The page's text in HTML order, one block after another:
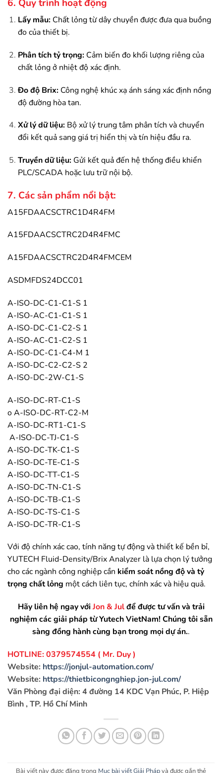
6. Quy trình hoạt động
Lấy mẫu:Chất lỏng từ dây chuyền được đưa qua buồng
đo của thiết bị.
Phân tích tỷ trọng:Cảm biến đo khối lượng riêng của
chất lỏng ở nhiệt độ xác định.
Đo độ Brix:Công nghệ khúc xạ ánh sáng xác định nồng
độ đường hòa tan.
Xử lý dữ liệu:Bộ xử lý trung tâm phân tích và chuyển
đổi kết quả sang giá trị hiển thị và tín hiệu đầu ra.
Truyền dữ liệu:Gửi kết quả đến hệ thống điều khiển
PLC/SCADA hoặc lưu trữ nội bộ.
7. Các sản phẩm nổi bật:
A15FDAACSCTRC1D4R4FM
A15FDAACSCTRC2D4R4FMC
A15FDAACSCTRC2D4R4FMCEM
ASDMFDS24DCC01
A-ISO-DC-C1-C1-S 1
A-ISO-AC-C1-C1-S 1
A-ISO-DC-C1-C2-S 1
A-ISO-AC-C1-C2-S 1
A-ISO-DC-C1-C4-M 1
A-ISO-DC-C2-C2-S 2
A-ISO-DC-2W-C1-S
A-ISO-DC-RT-C1-S
o A-ISO-DC-RT-C2-M
A-ISO-DC-RT1-C1-S
A-ISO-DC-TJ-C1-S
A-ISO-DC-TK-C1-S
A-ISO-DC-TE-C1-S
A-ISO-DC-TT-C1-S
A-ISO-DC-TN-C1-S
A-ISO-DC-TB-C1-S
A-ISO-DC-TS-C1-S
A-ISO-DC-TR-C1-S
Với độ chính xác cao, tính năng tự động và thiết kế bền bỉ,
YUTECH Fluid-Density/Brix Analyzer là lựa chọn lý tưởng
cho các ngành công nghiệp cần kiểm soát nồng độ và tỷ
trọng chất lỏng một cách liên tục, chính xác và hiệu quả.
Hãy liên hệ ngay vớiJon & Jul để được tư vấn và trải
nghiệm cácgiải pháp từ Yutech VietNam! Chúng tôi sẵn
sàng đồng hành cùng bạn trong mọi dự án..
HOTLINE: 0379574554 ( Mr. Duy )
Website: https://jonjul-automation.com/
Website: https://thietbicongnghiep.jon-jul.com/
Văn Phòng đại diện: 4 đường 14 KDC Vạn Phúc, P. Hiệp
Bình , TP. Hồ Chí Minh